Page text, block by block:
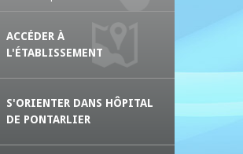
ACCÉDER À
L'ÉTABLISSEMENT
S'ORIENTER DANS HÔPITAL
DE PONTARLIER